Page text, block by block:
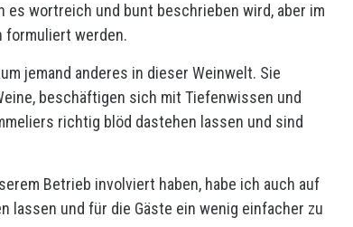
es wortreich und bunt beschrieben wird, aber im
formuliert werden.
jemand anderes in dieser Weinwelt. Sie
beschäftigen sich mit Tiefenwissen und
richtig blöd dastehen lassen und sind
Betrieb involviert haben, habe ich auch auf
lassen und für die Gäste ein wenig einfacher zu